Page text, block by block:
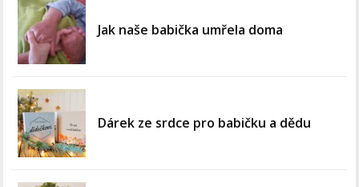
Jak naše babička umřela doma
Dárek ze srdce pro babičku a dědu